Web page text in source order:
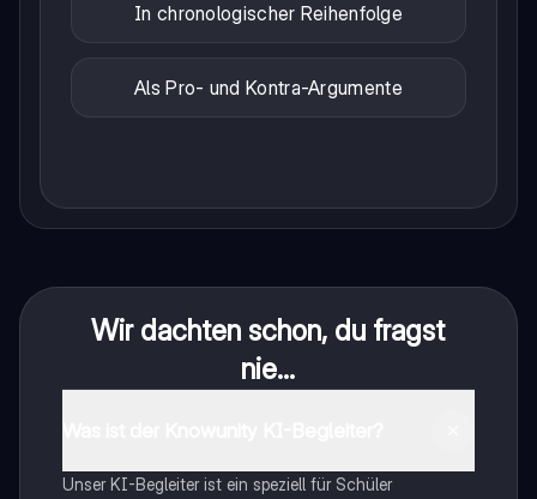
In chronologischer Reihenfolge
Als Pro- und Kontra-Argumente
Wir dachten schon, du fragst
nie...
Unser KI-Begleiter ist ein speziell für Schüler